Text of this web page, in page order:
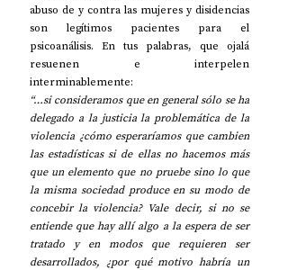
abuso de y contra las mujeres y disidencias
son legítimos pacientes para el
psicoanálisis. En tus palabras, que ojalá
resuenen e interpelen
interminablemente:
“…si consideramos que en general sólo se ha
delegado a la justicia la problemática de la
violencia ¿cómo esperaríamos que cambien
las estadísticas si de ellas no hacemos más
que un elemento que no pruebe sino lo que
la misma sociedad produce en su modo de
concebir la violencia? Vale decir, si no se
entiende que hay allí algo a la espera de ser
tratado y en modos que requieren ser
desarrollados, ¿por qué motivo habría un